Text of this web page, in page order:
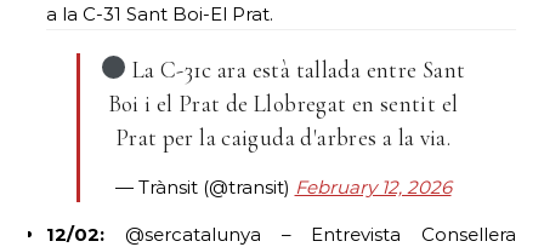
a la C-31 Sant Boi-El Prat.
La C-31c ara està tallada entre Sant
Boi i el Prat de Llobregat en sentit el
Prat per la caiguda d'arbres a la via.
— Trànsit (@transit) February 12, 2026
12/02: @sercatalunya – Entrevista Consellera